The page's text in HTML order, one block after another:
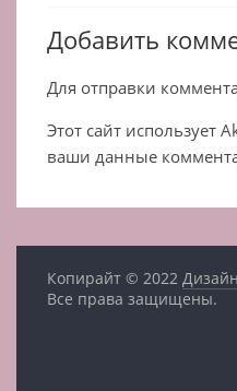
Добавить
Для отправки
Этот сайт использует
ваши данные
Копирайт © 2022
Все права защищены.